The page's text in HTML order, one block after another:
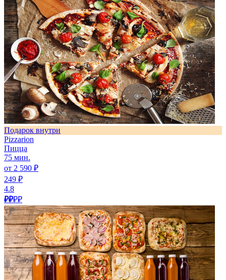
Подарок внутри
Pizzarion
Пицца
75 мин.
от 2 590 ₽
249 ₽
4.8
₽₽₽₽